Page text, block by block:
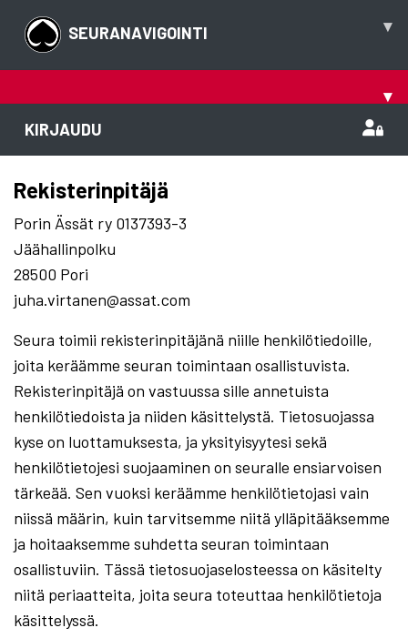
SEURANAVIGOINTI ▾
▾
KIRJAUDU
Rekisterinpitäjä
Porin Ässät ry 0137393-3
Jäähallinpolku
28500 Pori
juha.virtanen@assat.com
Seura toimii rekisterinpitäjänä niille henkilötiedoille,
joita keräämme seuran toimintaan osallistuvista.
Rekisterinpitäjä on vastuussa sille annetuista
henkilötiedoista ja niiden käsittelystä. Tietosuojassa
kyse on luottamuksesta, ja yksityisyytesi sekä
henkilötietojesi suojaaminen on seuralle ensiarvoisen
tärkeää. Sen vuoksi keräämme henkilötietojasi vain
niissä määrin, kuin tarvitsemme niitä ylläpitääksemme
ja hoitaaksemme suhdetta seuran toimintaan
osallistuviin. Tässä tietosuojaselosteessa on käsitelty
niitä periaatteita, joita seura toteuttaa henkilötietoja
käsittelyssä.